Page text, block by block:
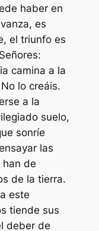
haber en
es
el triunfo es
camina a la
lo creáis.
a la
suelo,
sonríe
las
de
de la tierra.
este
tiende sus
deber de